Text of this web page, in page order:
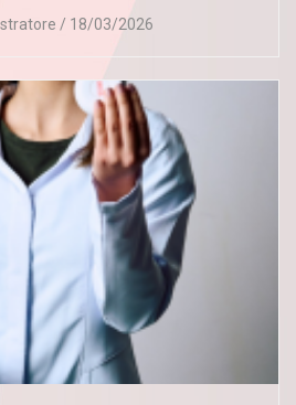
18/03/2026